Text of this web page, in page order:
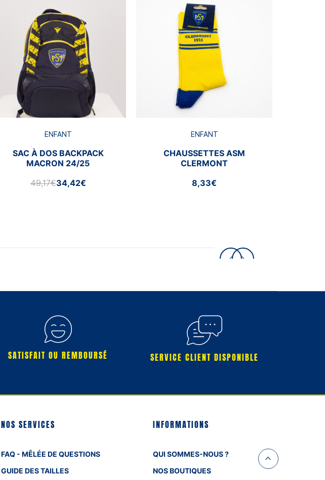
ENFANT
SAC À DOS BACKPACK
MACRON 24/25
49,17€34,42€
ENFANT
CHAUSSETTES ASM
CLERMONT
8,33€
SATISFAIT OU REMBOURSÉ SERVICE CLIENT DISPONIBLE
NOS SERVICES
FAQ - MÊLÉE DE QUESTIONS
GUIDE DES TAILLES
INFORMATIONS
QUI SOMMES-NOUS ?
NOS BOUTIQUES